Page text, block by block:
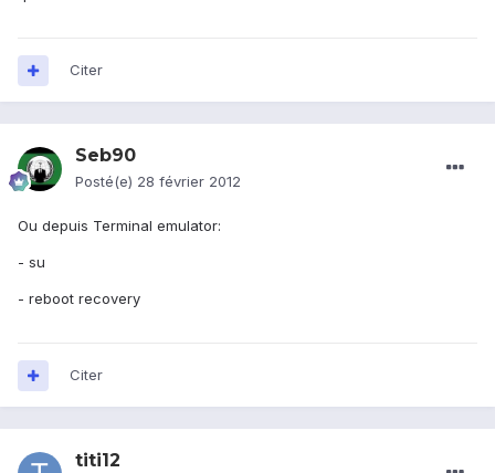
Citer
Seb90
Posté(e) 28 février 2012
Ou depuis Terminal emulator:
- su
- reboot recovery
Citer
titi12